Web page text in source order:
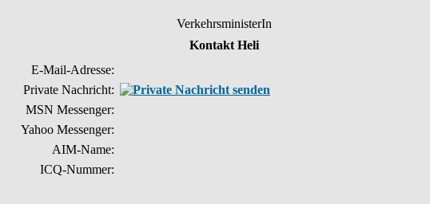
VerkehrsministerIn
Kontakt Heli
E-Mail-Adresse:
Private Nachricht:
MSN Messenger:
Yahoo Messenger:
AIM-Name:
ICQ-Nummer: